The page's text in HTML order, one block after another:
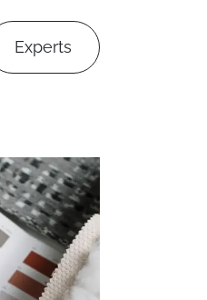
Experts